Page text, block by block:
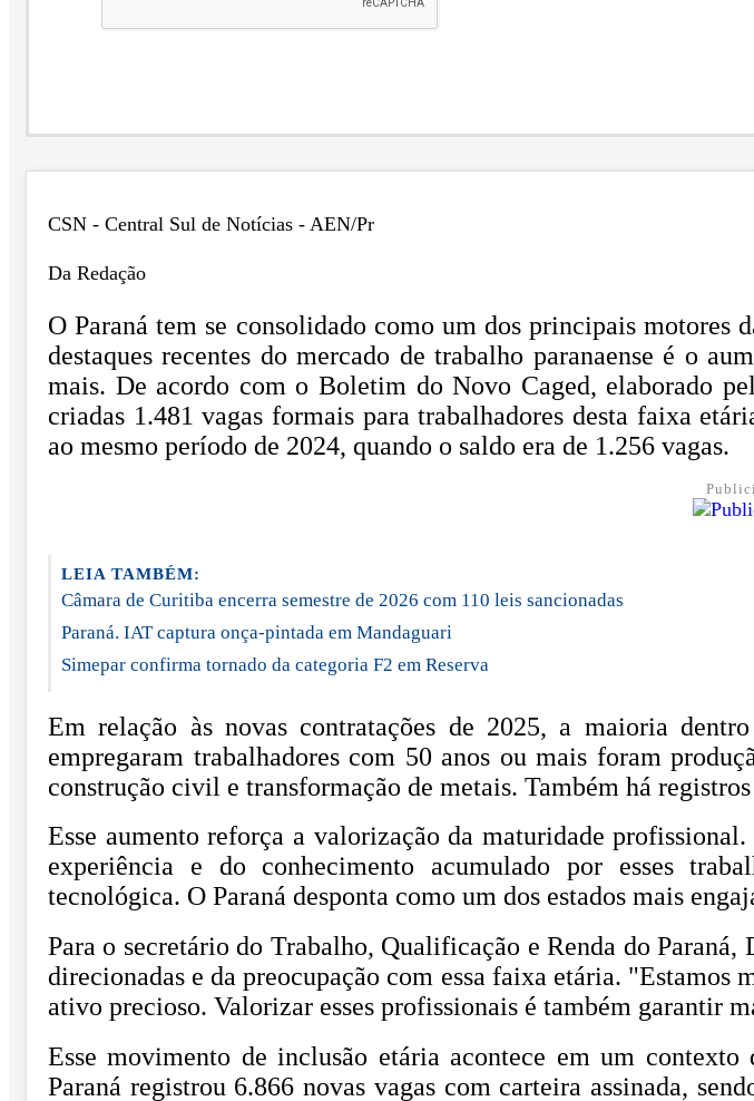
CSN - Central Sul de Notícias - AEN/Pr
Da Redação
O Paraná tem se consolidado como um dos principais
destaques recentes do mercado de trabalho paranaense é o
mais. De acordo com o Boletim do Novo Caged, elaborado
criadas 1.481 vagas formais para trabalhadores desta faixa
ao mesmo período de 2024, quando o saldo era de 1.256 vagas.
LEIA TAMBÉM:
Câmara de Curitiba encerra semestre de 2026 com 110 leis sancionadas
Paraná. IAT captura onça-pintada em Mandaguari
Simepar confirma tornado da categoria F2 em Reserva
Em relação às novas contratações de 2025, a maioria
empregaram trabalhadores com 50 anos ou mais foram
construção civil e transformação de metais. Também há
Esse aumento reforça a valorização da maturidade
experiência e do conhecimento acumulado por esses
tecnológica. O Paraná desponta como um dos estados mais
Para o secretário do Trabalho, Qualificação e Renda do
direcionadas e da preocupação com essa faixa etária.
ativo precioso. Valorizar esses profissionais é também garantir
Esse movimento de inclusão etária acontece em um
Paraná registrou 6.866 novas vagas com carteira assinada,